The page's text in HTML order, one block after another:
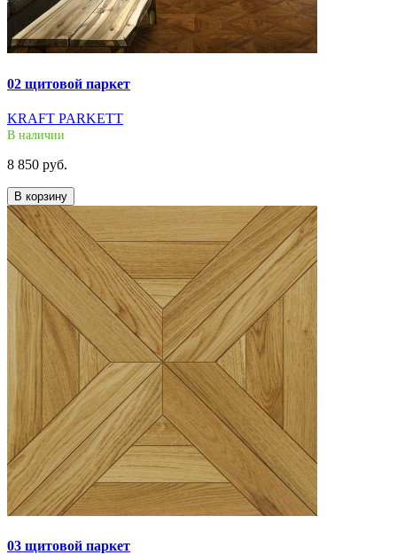
02 щитовой паркет
KRAFT PARKETT
В наличии
8 850 руб.
В корзину
03 щитовой паркет